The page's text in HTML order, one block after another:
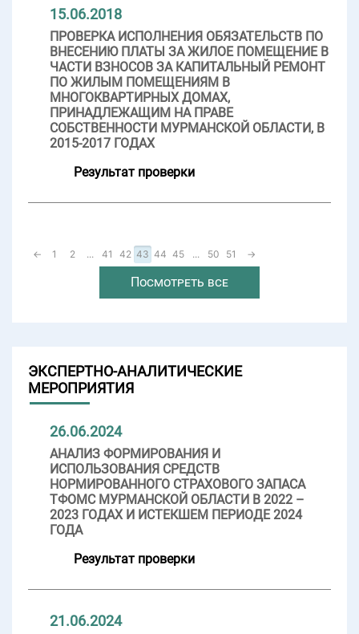
15.06.2018
ПРОВЕРКА ИСПОЛНЕНИЯ ОБЯЗАТЕЛЬСТВ ПО
ВНЕСЕНИЮ ПЛАТЫ ЗА ЖИЛОЕ ПОМЕЩЕНИЕ В
ЧАСТИ ВЗНОСОВ ЗА КАПИТАЛЬНЫЙ РЕМОНТ
ПО ЖИЛЫМ ПОМЕЩЕНИЯМ В
МНОГОКВАРТИРНЫХ ДОМАХ,
ПРИНАДЛЕЖАЩИМ НА ПРАВЕ
СОБСТВЕННОСТИ МУРМАНСКОЙ ОБЛАСТИ, В
2015-2017 ГОДАХ
Результат проверки
← 1 2 ... 41 42 43 44 45 ... 50 51 →
Посмотреть все
ЭКСПЕРТНО-АНАЛИТИЧЕСКИЕ
МЕРОПРИЯТИЯ
26.06.2024
АНАЛИЗ ФОРМИРОВАНИЯ И
ИСПОЛЬЗОВАНИЯ СРЕДСТВ
НОРМИРОВАННОГО СТРАХОВОГО ЗАПАСА
ТФОМС МУРМАНСКОЙ ОБЛАСТИ В 2022 –
2023 ГОДАХ И ИСТЕКШЕМ ПЕРИОДЕ 2024
ГОДА
Результат проверки
21.06.2024